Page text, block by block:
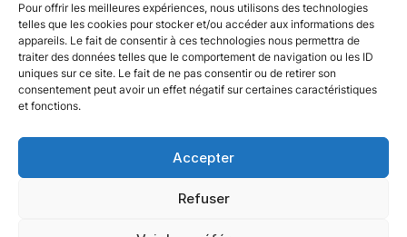
Pour offrir les meilleures expériences, nous utilisons des technologies
telles que les cookies pour stocker et/ou accéder aux informations des
appareils. Le fait de consentir à ces technologies nous permettra de
traiter des données telles que le comportement de navigation ou les ID
uniques sur ce site. Le fait de ne pas consentir ou de retirer son
consentement peut avoir un effet négatif sur certaines caractéristiques
et fonctions.
Accepter
Refuser
Notre politique
Nos agences
Nos autres marques
Nos réseaux